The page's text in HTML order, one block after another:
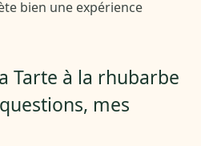
bien une expérience
Tarte à la rhubarbe
mes